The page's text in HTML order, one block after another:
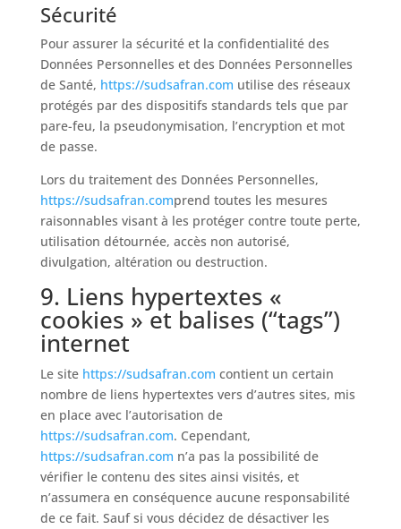
Sécurité
Pour assurer la sécurité et la confidentialité des
Données Personnelles et des Données Personnelles
de Santé, https://sudsafran.com utilise des réseaux
protégés par des dispositifs standards tels que par
pare-feu, la pseudonymisation, l’encryption et mot
de passe.
Lors du traitement des Données Personnelles,
https://sudsafran.comprend toutes les mesures
raisonnables visant à les protéger contre toute perte,
utilisation détournée, accès non autorisé,
divulgation, altération ou destruction.
9. Liens hypertextes «
cookies » et balises (“tags”)
internet
Le site https://sudsafran.com contient un certain
nombre de liens hypertextes vers d’autres sites, mis
en place avec l’autorisation de
https://sudsafran.com. Cependant,
https://sudsafran.com n’a pas la possibilité de
vérifier le contenu des sites ainsi visités, et
n’assumera en conséquence aucune responsabilité
de ce fait. Sauf si vous décidez de désactiver les